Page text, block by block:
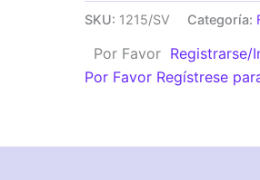
1215/1620/1633/1634/
CARGO
cantidad
SKU: 1215/SV Categoría:
Por Favor Registrarse/
Por Favor Regístrese